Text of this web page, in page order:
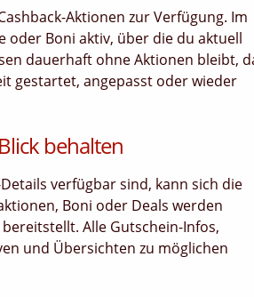
Aktionen zur Verfügung. Im
oder Boni aktiv, über die du aktuell
dauerhaft ohne Aktionen bleibt,
gestartet, angepasst oder wieder
behalten
verfügbar sind, kann sich die
Boni oder Deals werden
Alle Gutschein-Infos,
und Übersichten zu möglichen